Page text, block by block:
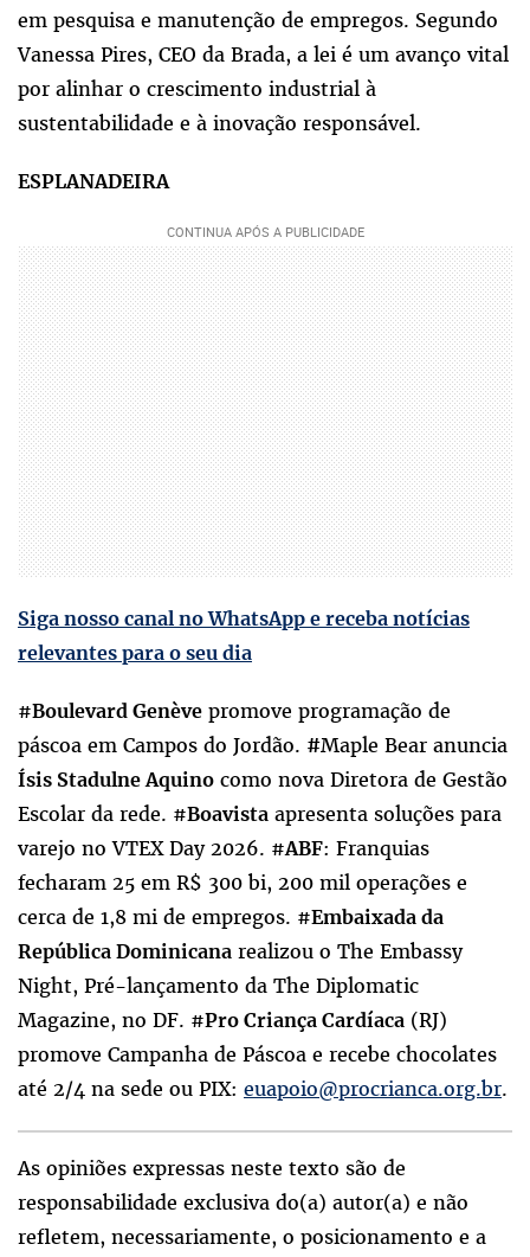
em pesquisa e manutenção de empregos. Segundo
Vanessa Pires, CEO da Brada, a lei é um avanço vital
por alinhar o crescimento industrial à
sustentabilidade e à inovação responsável.
ESPLANADEIRA
Siga nosso canal no WhatsApp e receba notícias
relevantes para o seu dia
#Boulevard Genève promove programação de
páscoa em Campos do Jordão. #Maple Bear anuncia
Ísis Stadulne Aquino como nova Diretora de Gestão
Escolar da rede. #Boavista apresenta soluções para
varejo no VTEX Day 2026. #ABF: Franquias
fecharam 25 em R$ 300 bi, 200 mil operações e
cerca de 1,8 mi de empregos. #Embaixada da
República Dominicana realizou o The Embassy
Night, Pré-lançamento da The Diplomatic
Magazine, no DF. #Pro Criança Cardíaca (RJ)
promove Campanha de Páscoa e recebe chocolates
até 2/4 na sede ou PIX: euapoio@procrianca.org.br.
As opiniões expressas neste texto são de
responsabilidade exclusiva do(a) autor(a) e não
refletem, necessariamente, o posicionamento e a